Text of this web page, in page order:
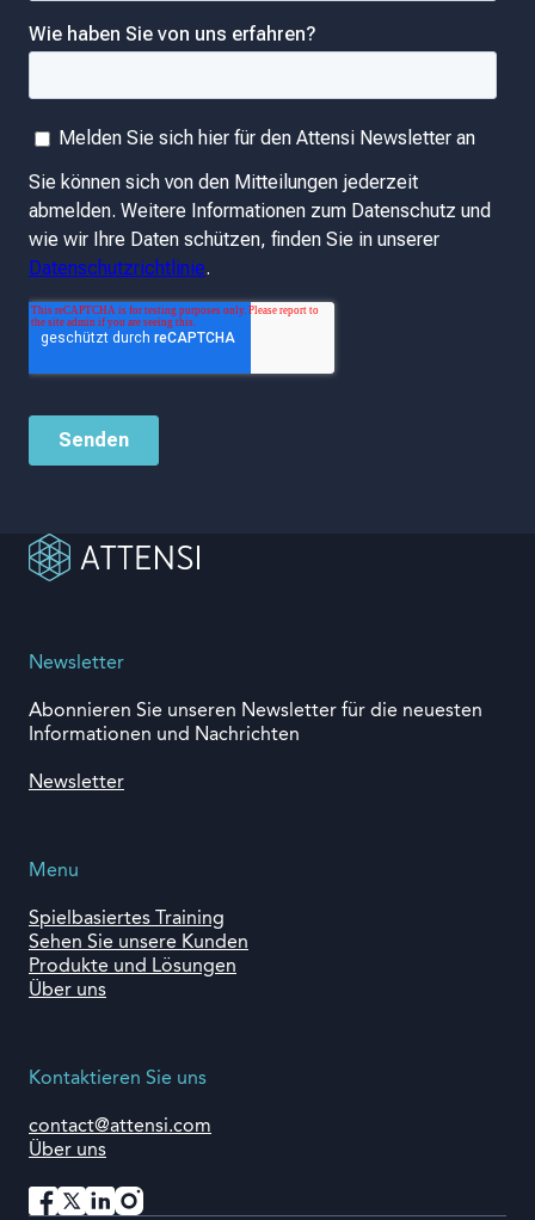
Kontaktieren Sie uns
contact@attensi.com
Über uns
Newsletter
Abonnieren Sie unseren Newsletter für die neuesten
Informationen und Nachrichten
Newsletter
Menu
Spielbasiertes Training
Sehen Sie unsere Kunden
Produkte und Lösungen
Über uns